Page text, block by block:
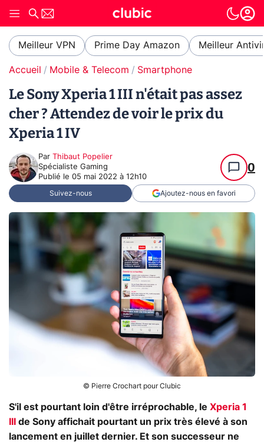
Meilleur VPN Prime Day Amazon Meilleur
Accueil Mobile & Telecom Smartphone
Le Sony Xperia 1 III n'était pas assez
cher ? Attendez de voir le prix du
Xperia 1 IV
Par Thibaut Popelier
Spécialiste Gaming
Publié le 05 mai 2022 à 12h10
0
Suivez-nous Ajoutez-nous en favori
© Pierre Crochart pour Clubic
S'il est pourtant loin d'être irréprochable, le Xperia 1
de Sony affichait pourtant un prix très élevé à son
lancement en juillet dernier. Et son successeur ne